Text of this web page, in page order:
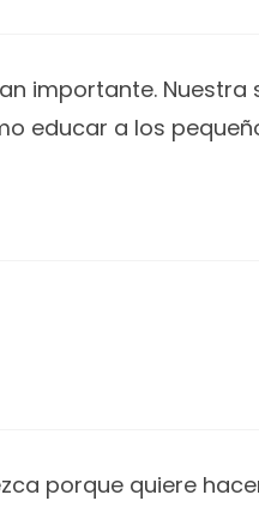
importante. Nuestra
educar a los
porque quiere